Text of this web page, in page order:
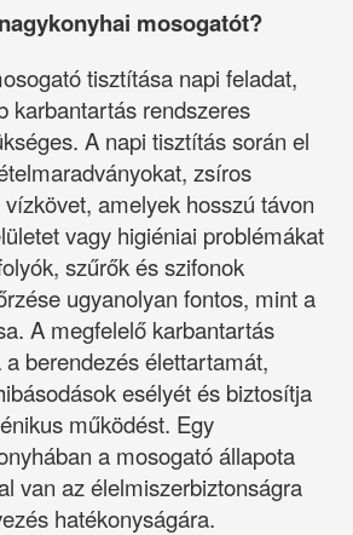
mosogatót?
tisztítása napi feladat,
karbantartás rendszeres
A napi tisztítás során el
zsíros
amelyek hosszú távon
vagy higiéniai problémákat
szűrők és szifonok
ugyanolyan fontos, mint a
A megfelelő karbantartás
berendezés élettartamát,
esélyét és biztosítja
működést. Egy
a mosogató állapota
van az élelmiszerbiztonságra
hatékonyságára.